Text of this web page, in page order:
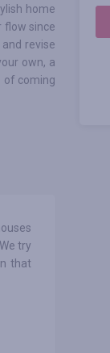
home
flow since
revise
own, a
of coming
try
that